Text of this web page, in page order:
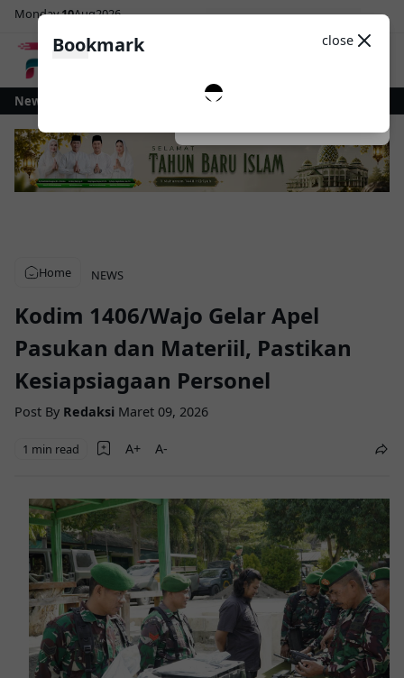
Monday10Aug2026
Light
News
sebagai Warisan Budaya, Pemkot Kotamobagu Wajibkan Tari Dana-
Home NEWS
Kodim 1406/Wajo Gelar Apel
Pasukan dan Materiil, Pastikan
Kesiapsiagaan Personel
Post By Redaksi Maret 09, 2026
1 min read
Bookmark close